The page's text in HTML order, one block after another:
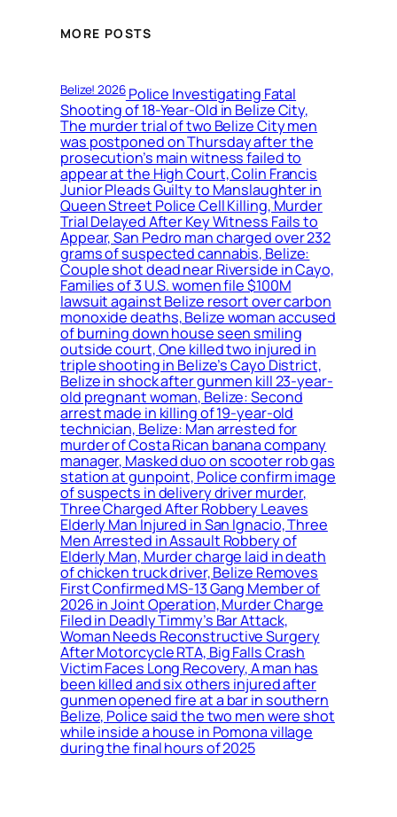
MORE POSTS
Belize! 2026Police Investigating Fatal
Shooting of 18-Year-Old in Belize City,
The murder trial of two Belize City men
was postponed on Thursday after the
prosecution’s main witness failed to
appear at the High Court, Colin Francis
Junior Pleads Guilty to Manslaughter in
Queen Street Police Cell Killing, Murder
Trial Delayed After Key Witness Fails to
Appear, San Pedro man charged over 232
grams of suspected cannabis, Belize:
Couple shot dead near Riverside in Cayo,
Families of 3 U.S. women file $100M
lawsuit against Belize resort over carbon
monoxide deaths, Belize woman accused
of burning down house seen smiling
outside court, One killed two injured in
triple shooting in Belize’s Cayo District,
Belize in shock after gunmen kill 23-year-
old pregnant woman, Belize: Second
arrest made in killing of 19-year-old
technician, Belize: Man arrested for
murder of Costa Rican banana company
manager, Masked duo on scooter rob gas
station at gunpoint, Police confirm image
of suspects in delivery driver murder,
Three Charged After Robbery Leaves
Elderly Man Injured in San Ignacio, Three
Men Arrested in Assault Robbery of
Elderly Man, Murder charge laid in death
of chicken truck driver, Belize Removes
First Confirmed MS-13 Gang Member of
2026 in Joint Operation, Murder Charge
Filed in Deadly Timmy’s Bar Attack,
Woman Needs Reconstructive Surgery
After Motorcycle RTA, Big Falls Crash
Victim Faces Long Recovery, A man has
been killed and six others injured after
gunmen opened fire at a bar in southern
Belize, Police said the two men were shot
while inside a house in Pomona village
during the final hours of 2025